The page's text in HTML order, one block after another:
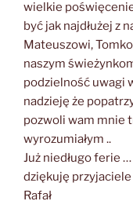
wielkie
być jak najdłużej z
Mateuszowi,
naszym
podzielność uwagi
nadzieję że
pozwoli wam mnie
wyrozumiałym ..
Już niedługo ferie …
dziękuję przyjaciele
Rafał